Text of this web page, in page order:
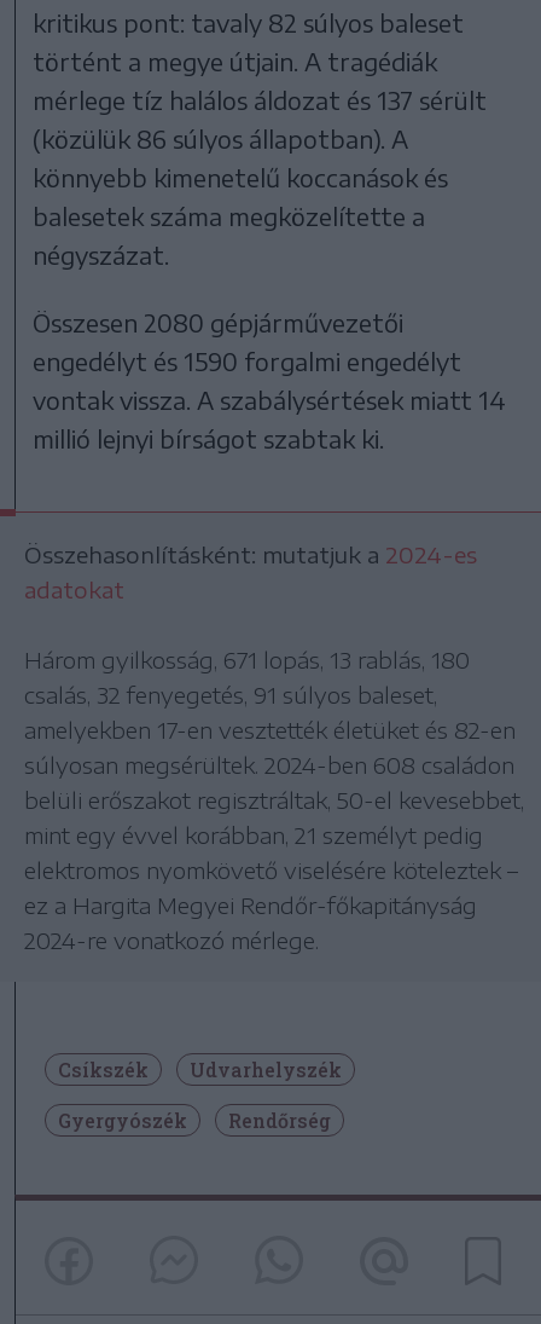
kritikus pont: tavaly 82 súlyos baleset
történt a megye útjain. A tragédiák
mérlege tíz halálos áldozat és 137 sérült
(közülük 86 súlyos állapotban). A
könnyebb kimenetelű koccanások és
balesetek száma megközelítette a
négyszázat.
Összesen 2080 gépjárművezetői
engedélyt és 1590 forgalmi engedélyt
vontak vissza. A szabálysértések miatt 14
millió lejnyi bírságot szabtak ki.
Összehasonlításként: mutatjuk a 2024-es
adatokat
Három gyilkosság, 671 lopás, 13 rablás, 180
csalás, 32 fenyegetés, 91 súlyos baleset,
amelyekben 17-en vesztették életüket és 82-en
súlyosan megsérültek. 2024-ben 608 családon
belüli erőszakot regisztráltak, 50-el kevesebbet,
mint egy évvel korábban, 21 személyt pedig
elektromos nyomkövető viselésére köteleztek –
ez a Hargita Megyei Rendőr-főkapitányság
2024-re vonatkozó mérlege.
Csíkszék
Udvarhelyszék
Gyergyószék
Rendőrség